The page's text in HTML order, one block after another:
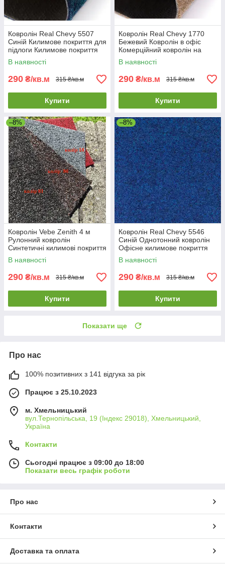
Ковролін Real Chevy 5507
Синій Килимове покриття для
підлоги Килимове покриття
для офісу
В наявності
290 ₴/кв.м 315 ₴/кв.м
Купити
Ковролін Real Chevy 1770
Бежевий Ковролін в офіс
Комерційний ковролін на
гумовій основі
В наявності
290 ₴/кв.м 315 ₴/кв.м
Купити
–8%
Ковролін Vebe Zenith 4 м
Рулонний ковролін
Синтетичні килимові покриття
В наявності
290 ₴/кв.м 315 ₴/кв.м
Купити
–8%
Ковролін Real Chevy 5546
Синій Однотонний ковролін
Офісне килимове покриття
В наявності
290 ₴/кв.м 315 ₴/кв.м
Купити
Показати ще
Про нас
100% позитивних з 141 відгука за рік
Працює з 25.10.2023
м. Хмельницький
вул.Тернопільська, 19 (Індекс 29018), Хмельницький,
Україна
Контакти
Сьогодні працює з 09:00 до 18:00
Показати весь графік роботи
Про нас
Контакти
Доставка та оплата